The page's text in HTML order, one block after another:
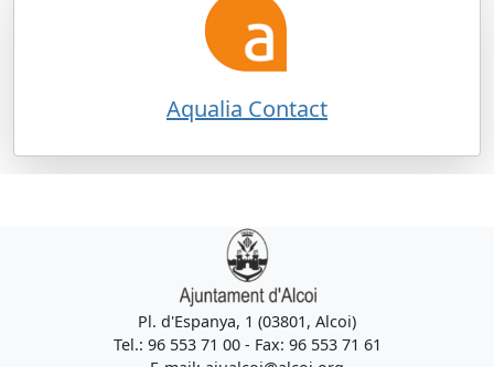
Aqualia Contact
Pl. d'Espanya, 1 (03801, Alcoi)
Tel.: 96 553 71 00 - Fax: 96 553 71 61